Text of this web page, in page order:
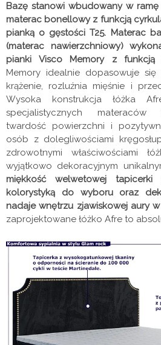
Bazę stanowi wbudowany w
materac bonellowy z funkcją
pianką o gęstości T25. Materac
(materac nawierzchniowy)
pianki Visco Memory z funkcją
Memory idealnie dopasowuje
krążenie, rozluźnia mięśnie i
Wysoka konstrukcja łóżka
specjalistycznych materaców
twardość powierzchni i
osób z dolegliwościami
zdrowotnymi właściwościami
wyjątkowo dekoracyjnym
miękkość welwetowej
kolorystyką do wyboru oraz
nadaje wnętrzu zjawiskowej aury
zaprojektowane łóżko Afre to